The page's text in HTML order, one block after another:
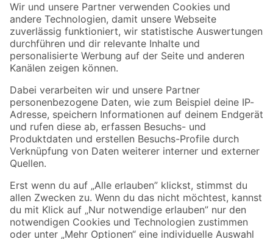
Der toom Newsletter: Keine Angebote und Aktionen mehr verpassen!
Zur Newsletter Anmeldung
Folge uns
Zahlungsarten Versandarten
Sicher einkaufen
Jetzt die toom-App herunterladen